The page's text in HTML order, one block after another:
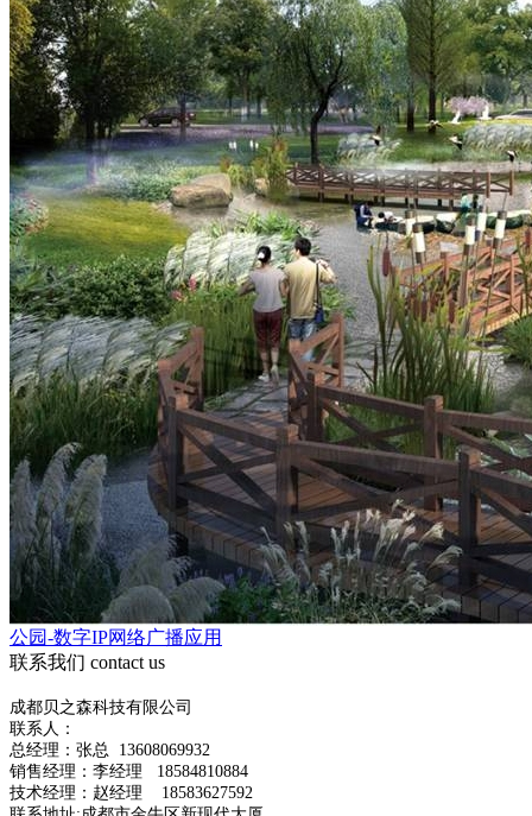
公园-数字IP网络广播应用
联系我们 contact us
成都贝之森科技有限公司
联系人：
总经理： 张总 13608069932
销售经理：李经理 18584810884
技术经理：赵经理 18583627592